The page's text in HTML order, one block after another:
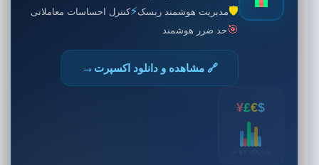
🛡️ مدیریت هوشمند ریسک⚡کنترل احساسات معاملاتی
🎯حد ضرر هوشمند
🔗 مشاهده و دانلود اکسپرت→
$
€
£
¥
بازارهای جهانی